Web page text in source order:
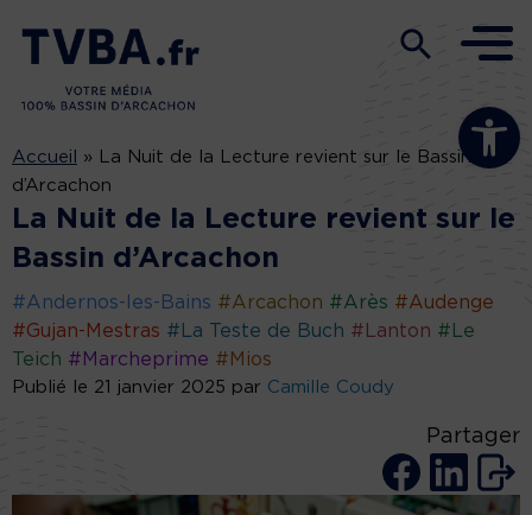
Ouvrir la
Accueil »
La Nuit de la Lecture revient sur le Bassin
d’Arcachon
La Nuit de la Lecture revient sur le
Bassin d’Arcachon
#Andernos-les-Bains #Arcachon #Arès #Audenge
#Gujan-Mestras #La Teste de Buch #Lanton #Le
Teich #Marcheprime #Mios
Publié le 21 janvier 2025 par Camille Coudy
Partager